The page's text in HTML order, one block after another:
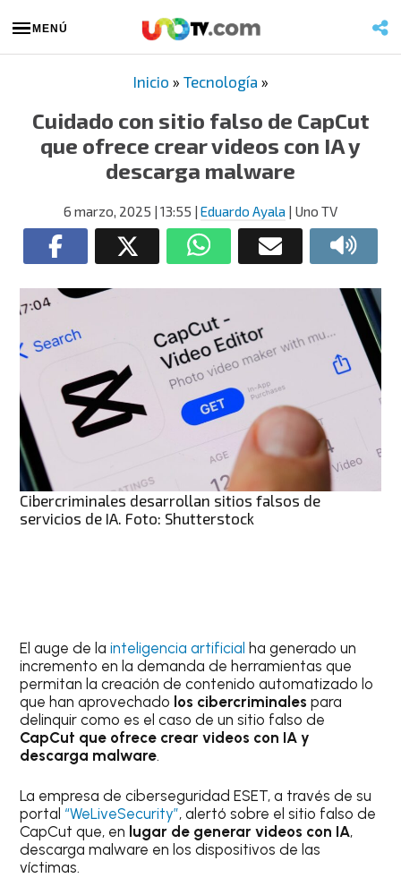
MENÚ
Inicio » Tecnología »
Cuidado con sitio falso de CapCut
que ofrece crear videos con IA y
descarga malware
6 marzo, 2025 | 13:55 | Eduardo Ayala | Uno TV
Cibercriminales desarrollan sitios falsos de
servicios de IA. Foto: Shutterstock
El auge de lainteligencia artificial ha generado un
incremento en la demanda de herramientas que
permitan la creación de contenido automatizado lo
que han aprovechado los cibercriminales para
delinquir como es el caso de un sitio falso de
CapCut que ofrece crear videos con IA y
descarga malware.
La empresa de ciberseguridad ESET, a través de su
portal “WeLiveSecurity”, alertó sobre el sitio falso de
CapCut que, en lugar de generar videos con IA,
descarga malware en los dispositivos de las
víctimas.